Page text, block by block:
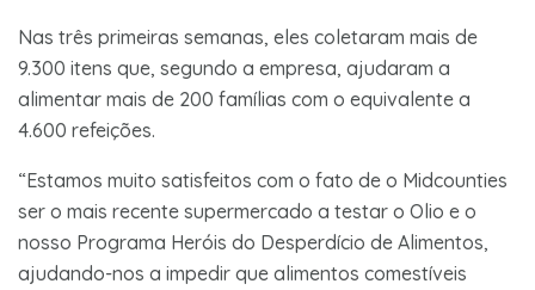
Nas três primeiras semanas, eles coletaram mais de
9.300 itens que, segundo a empresa, ajudaram a
alimentar mais de 200 famílias com o equivalente a
4.600 refeições.
“Estamos muito satisfeitos com o fato de o Midcounties
ser o mais recente supermercado a testar o Olio e o
nosso Programa Heróis do Desperdício de Alimentos,
ajudando-nos a impedir que alimentos comestíveis